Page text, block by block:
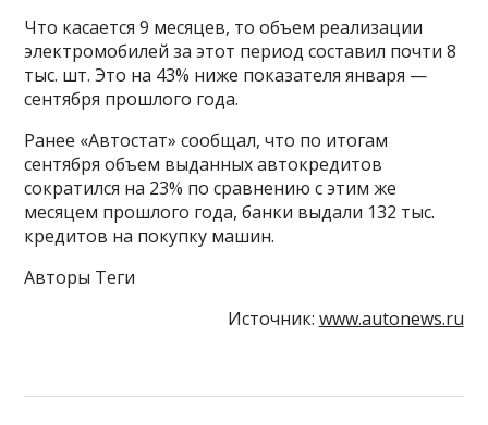
Что касается 9 месяцев, то объем реализации
электромобилей за этот период составил почти 8
тыс. шт. Это на 43% ниже показателя января —
сентября прошлого года.
Ранее «Автостат» сообщал, что по итогам
сентября объем выданных автокредитов
сократился на 23% по сравнению с этим же
месяцем прошлого года, банки выдали 132 тыс.
кредитов на покупку машин.
Авторы Теги
Источник: www.autonews.ru